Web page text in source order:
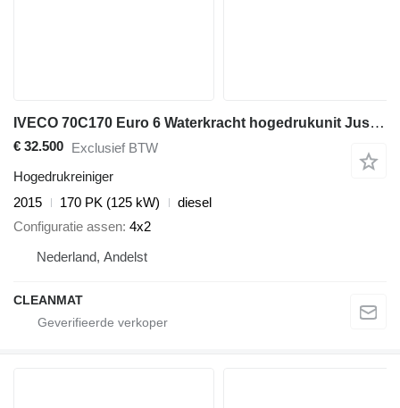
IVECO 70C170 Euro 6 Waterkracht hogedrukunit Just 182.068 km!
€ 32.500 Exclusief BTW
Hogedrukreiniger
2015
170 PK (125 kW)
diesel
Configuratie assen 4x2
Nederland, Andelst
CLEANMAT